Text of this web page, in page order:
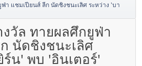
า แชมเปียนส์ ลีก นัดชิงชนะเลิศ ระหว่าง 'บา
วัล ทายผลศึกยูฟ่า
นัดชิงชนะเลิศ
ร์น' พบ 'อินเตอร์'